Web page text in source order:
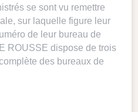
se sont vu remettre
sur laquelle figure leur
de leur bureau de
ROUSSE dispose de trois
des bureaux de